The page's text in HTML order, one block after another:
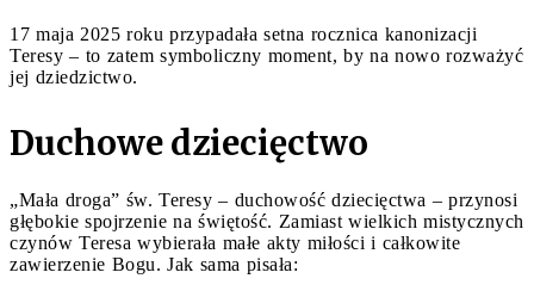
17 maja 2025 roku przypadała setna rocznica kanonizacji
Teresy – to zatem symboliczny moment, by na nowo rozważyć
jej dziedzictwo.
Duchowe dziecięctwo
„Mała droga” św. Teresy – duchowość dziecięctwa – przynosi
głębokie spojrzenie na świętość. Zamiast wielkich mistycznych
czynów Teresa wybierała małe akty miłości i całkowite
zawierzenie Bogu. Jak sama pisała: